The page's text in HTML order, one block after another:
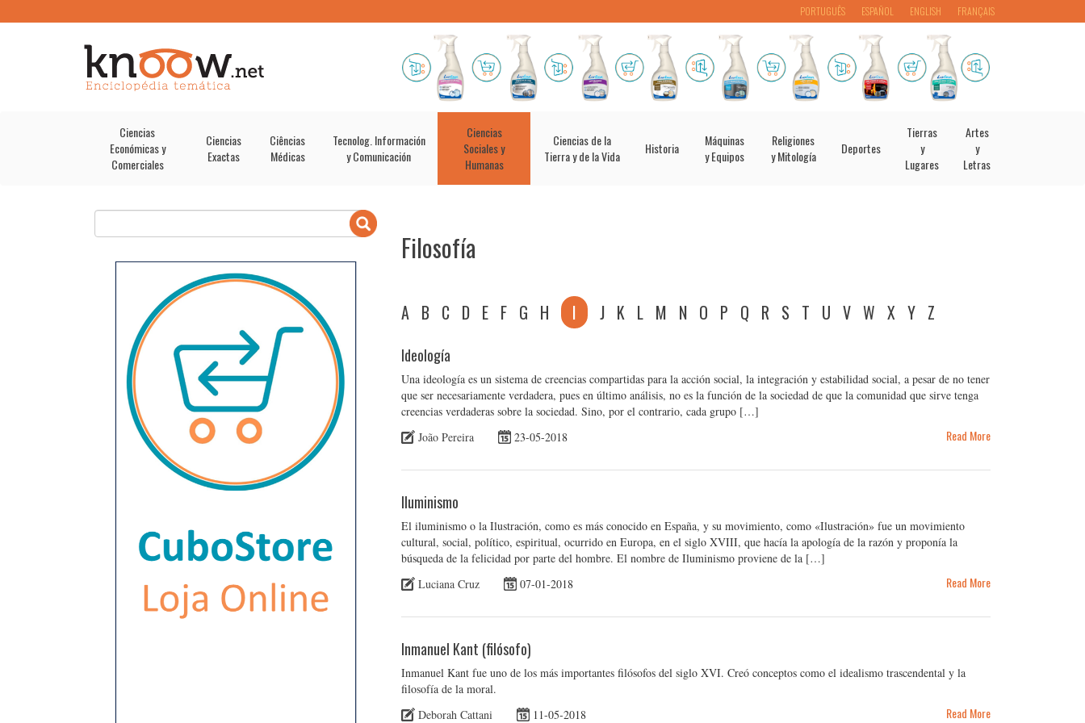
PORTUGUÊS ESPAÑOL ENGLISH FRANÇAIS
Ciencias
Económicas y
Comerciales
Ciencias
Exactas
Ciências
Médicas
Tecnolog. Información
y Comunicación
Ciencias
Sociales y
Humanas
Ciencias de la
Tierra y de la Vida
Historia
Máquinas
y Equipos
Religiones
y Mitología
Deportes
Tierras
y
Lugares
Artes
y
Letras
Filosofía
A B C D E F G H I J K L M N O P Q R S T U V W X Y Z
Ideología
Una ideología es un sistema de creencias compartidas para la acción social, la integración y estabilidad social, a pesar de no tener
que ser necesariamente verdadera, pues en último análisis, no es la función de la sociedad de que la comunidad que sirve tenga
creencias verdaderas sobre la sociedad. Sino, por el contrario, cada grupo […]
João Pereira
23-05-2018 Read More
Iluminismo
El iluminismo o la Ilustración, como es más conocido en España, y su movimiento, como «Ilustración» fue un movimiento
cultural, social, político, espiritual, ocurrido en Europa, en el siglo XVIII, que hacía la apología de la razón y proponía la
búsqueda de la felicidad por parte del hombre. El nombre de Iluminismo proviene de la […]
Luciana Cruz
07-01-2018 Read More
Inmanuel Kant (filósofo)
Inmanuel Kant fue uno de los más importantes filósofos del siglo XVI. Creó conceptos como el idealismo trascendental y la
filosofía de la moral.
Deborah Cattani
11-05-2018 Read More